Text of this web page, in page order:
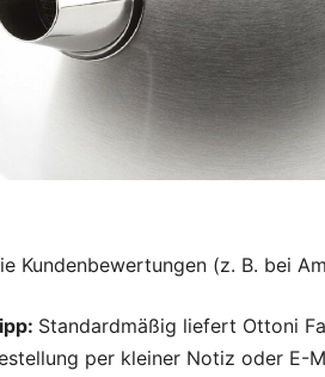
Kundenbewertungen (z. B. bei
Standardmäßig liefert Ottoni
per kleiner Notiz oder E-